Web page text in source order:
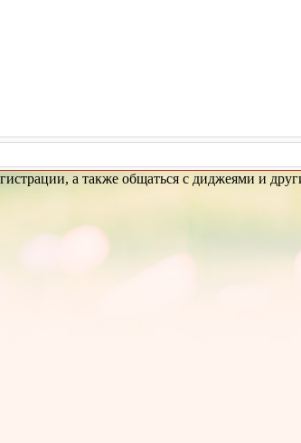
а также общаться с диджеями и